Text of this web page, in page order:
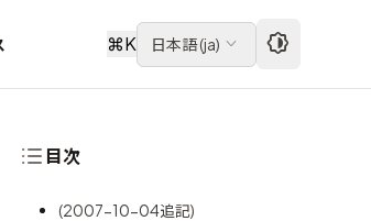
⌘K 日本語(ja)
目次
(2007-10-04追記)